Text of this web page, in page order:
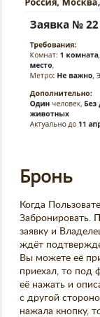
Бронь
Когда
Забронировать.
заявку и
ждёт
Вы можете её
приехал, то под
её нажать и
с другой
нажала кнопку,